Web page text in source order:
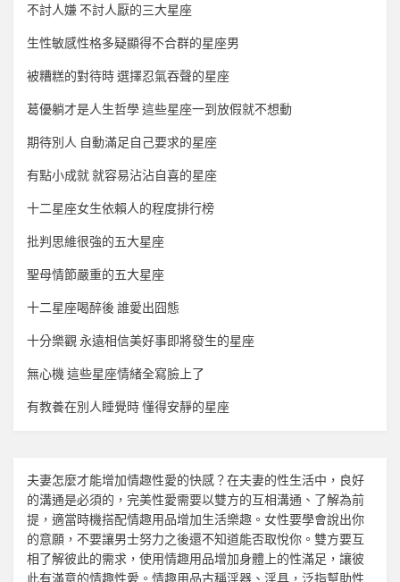
不討人嫌 不討人厭的三大星座
生性敏感性格多疑顯得不合群的星座男
被糟糕的對待時 選擇忍氣吞聲的星座
葛優躺才是人生哲學 這些星座一到放假就不想動
期待別人 自動滿足自己要求的星座
有點小成就 就容易沾沾自喜的星座
十二星座女生依賴人的程度排行榜
批判思維很強的五大星座
聖母情節嚴重的五大星座
十二星座喝醉後 誰愛出囧態
十分樂觀 永遠相信美好事即將發生的星座
無心機 這些星座情緒全寫臉上了
有教養在別人睡覺時 懂得安靜的星座
夫妻怎麼才能增加情趣性愛的快感？在夫妻的性生活中，良好
的溝通是必須的，完美性愛需要以雙方的互相溝通、了解為前
提，適當時機搭配情趣用品增加生活樂趣。女性要學會說出你
的意願，不要讓男士努力之後還不知道能否取悅你。雙方要互
相了解彼此的需求，使用情趣用品增加身體上的性滿足，讓彼